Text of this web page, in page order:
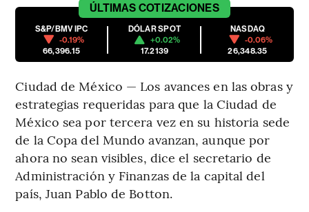
ÚLTIMAS COTIZACIONES
S&P/BMV IPC
-0.19%
66,396.15
DÓLAR SPOT
+0.02%
17.2139
NASDAQ
-0.06%
26,348.35
Ciudad de México — Los avances en las obras y
estrategias requeridas para que la Ciudad de
México sea por tercera vez en su historia sede
de la Copa del Mundo avanzan, aunque por
ahora no sean visibles, dice el secretario de
Administración y Finanzas de la capital del
país, Juan Pablo de Botton.